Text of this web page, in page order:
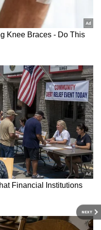
NEXT
వీరు సంపదను పెంచడానికి,